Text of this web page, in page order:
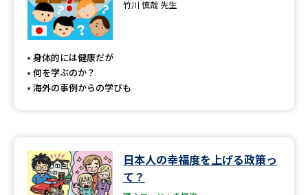
専門学校の資料請求
留学・進学関連、塾・予備校
高等学校（情報）教員資格認定
竹川 慎哉 先生
身体的には健康だが
何を学ぶのか？
海外の事例からの学びも
日本人の幸福度を上げる政策っ
て？